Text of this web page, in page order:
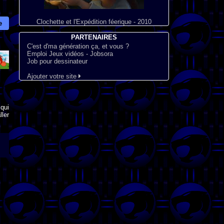
Clochette et l'Expédition féerique - 2010
PARTENAIRES
C'est d'ma génération ça, et vous ?
Emploi Jeux vidéos - Jobsora
Job pour dessinateur
Ajouter votre site